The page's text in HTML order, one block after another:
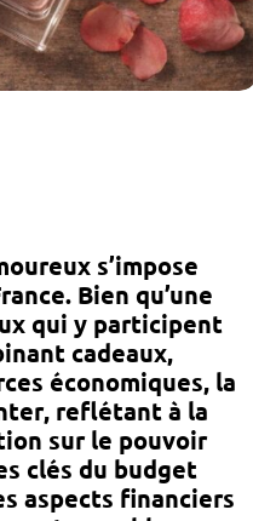
s’impose
Bien qu’une
qui y participent
cadeaux,
économiques, la
, reflétant à la
sur le pouvoir
clés du budget
aspects financiers